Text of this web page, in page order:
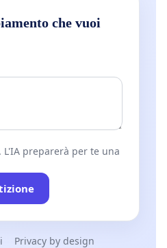
che vuoi
preparerà per te una
Privacy by design